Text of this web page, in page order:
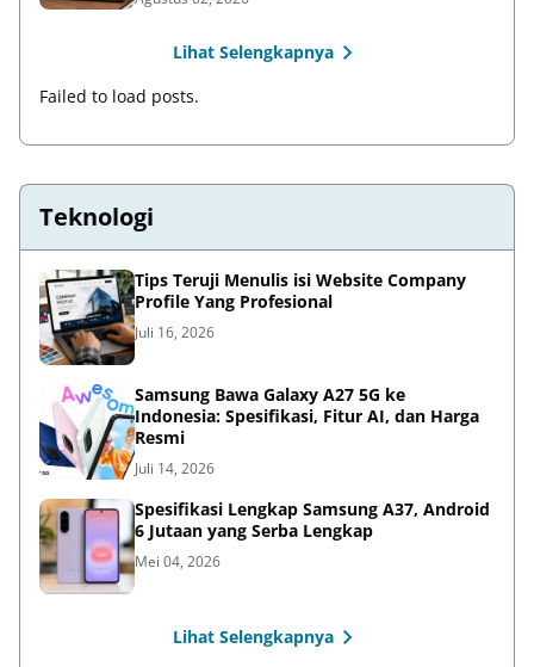
Lihat Selengkapnya
Failed to load posts.
Teknologi
Tips Teruji Menulis isi Website Company
Profile Yang Profesional
Juli 16, 2026
Samsung Bawa Galaxy A27 5G ke
Indonesia: Spesifikasi, Fitur AI, dan Harga
Resmi
Juli 14, 2026
Spesifikasi Lengkap Samsung A37, Android
6 Jutaan yang Serba Lengkap
Mei 04, 2026
Lihat Selengkapnya